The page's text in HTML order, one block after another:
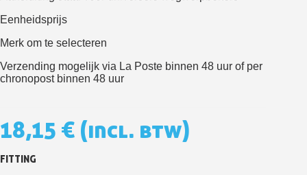
10€ shopping voucher voor elke verwijzing
Levering binnen 48-72 uur in Nederland
Betaling in 4x gratis vanaf een aankoopwaarde van 30€.
Eenheidsprijs
Merk om te selecteren
Verzending mogelijk via La Poste binnen 48 uur of per
chronopost binnen 48 uur
18,15 € (incl. btw)
FITTING